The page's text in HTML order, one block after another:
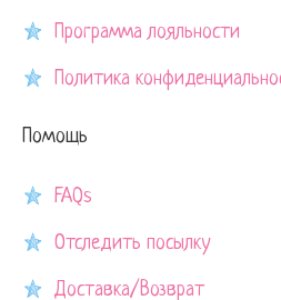
Программа лояльности
Политика
Помощь
FAQs
Отследить посылку
Доставка/Возврат